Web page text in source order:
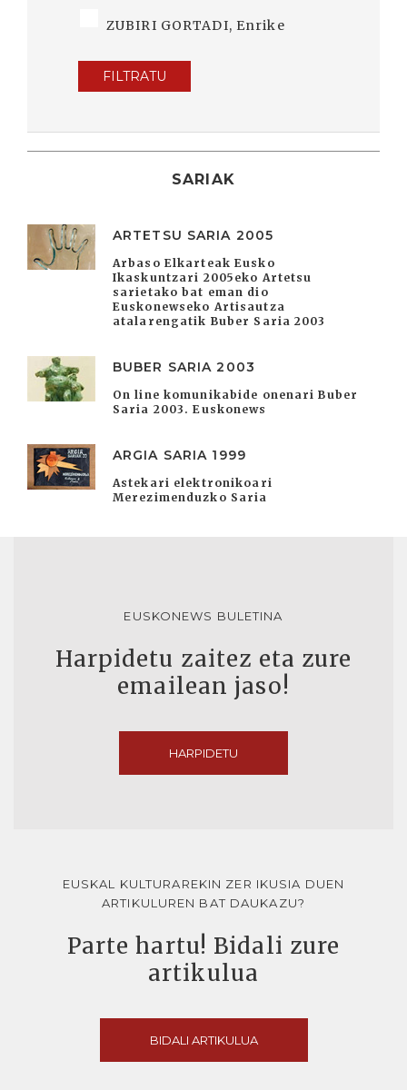
ZUBIRI GORTADI, Enrike
FILTRATU
SARIAK
ARTETSU SARIA 2005
Arbaso Elkarteak Eusko
Ikaskuntzari 2005eko Artetsu
sarietako bat eman dio
Euskonewseko Artisautza
atalarengatik Buber Saria 2003
BUBER SARIA 2003
On line komunikabide onenari Buber
Saria 2003. Euskonews
ARGIA SARIA 1999
Astekari elektronikoari
Merezimenduzko Saria
EUSKONEWS BULETINA
Harpidetu zaitez eta zure
emailean jaso!
HARPIDETU
EUSKAL KULTURAREKIN ZER IKUSIA DUEN
ARTIKULUREN BAT DAUKAZU?
Parte hartu! Bidali zure
artikulua
BIDALI ARTIKULUA